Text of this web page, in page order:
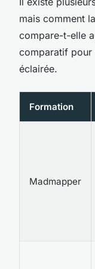
mais comment
compare-t-elle
comparatif pour
éclairée.
Formation
Madmapper